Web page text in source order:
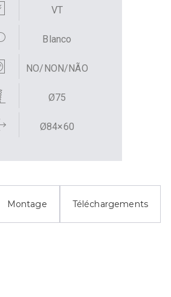
VT
Blanco
NO/NON/NÃO
Ø75
Ø84×60
Montage Téléchargements